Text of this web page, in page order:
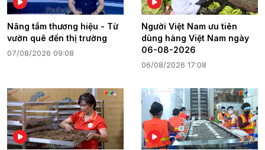
Nâng tầm thương hiệu - Từ
vườn quê đến thị trường
07/08/2026 09:08
Người Việt Nam ưu tiên
dùng hàng Việt Nam ngày
06-08-2026
06/08/2026 17:08